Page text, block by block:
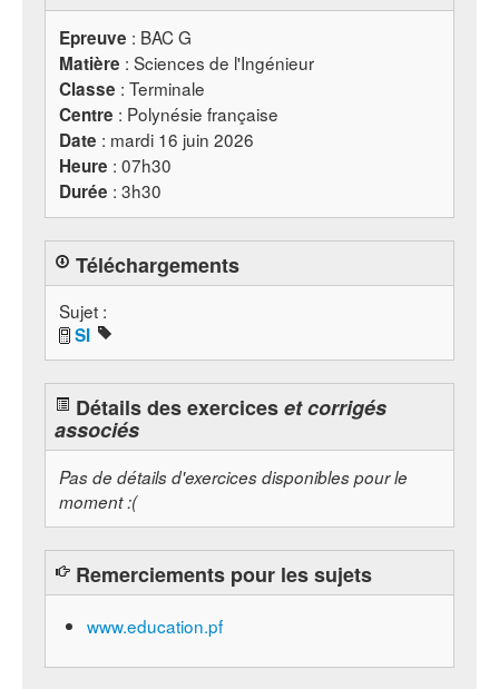
Epreuve : BACG
Matière : Sciences de l'Ingénieur
Classe : Terminale
Centre : Polynésie française
Date : mardi 16 juin 2026
Heure : 07h30
Durée : 3h30
Téléchargements
Sujet :
SI
Détails des exerciceset corrigés
associés
Pas de détails d'exercices disponibles pour le
moment :(
Remerciements pour les sujets
www.education.pf